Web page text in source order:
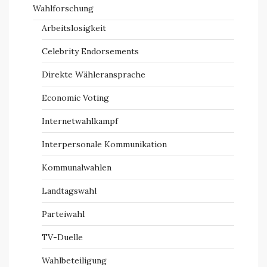
Wahlforschung
Arbeitslosigkeit
Celebrity Endorsements
Direkte Wähleransprache
Economic Voting
Internetwahlkampf
Interpersonale Kommunikation
Kommunalwahlen
Landtagswahl
Parteiwahl
TV-Duelle
Wahlbeteiligung